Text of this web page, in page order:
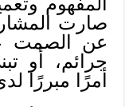
صارت
عن الصمت
جرائم، أو
أمرًا مبررًا